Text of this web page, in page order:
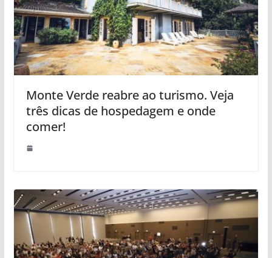
Monte Verde reabre ao turismo. Veja
três dicas de hospedagem e onde
comer!